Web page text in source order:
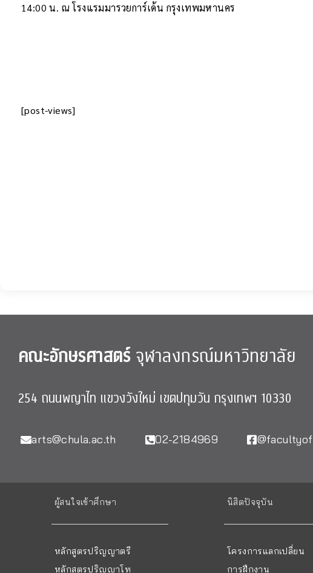
14:00 น. ณ โรงแรมมารวยการ์เด้น กรุงเทพมหานคร
[post-views]
คณะอักษรศาสตร์จุฬาลงกรณ์มหาวิทยาลัย
254 ถนนพญาไท แขวงวังใหม่ เขตปทุมวัน กรุงเทพฯ 10330
arts@chula.ac.th 02-2184969
ผู้สนใจเข้าศึกษา
หลักสูตรปริญญาตรี
หลักสูตรปริญญาโท
นิสิตปัจจุบัน
โครงการแลกเปลี่ยน
การฝึกงาน